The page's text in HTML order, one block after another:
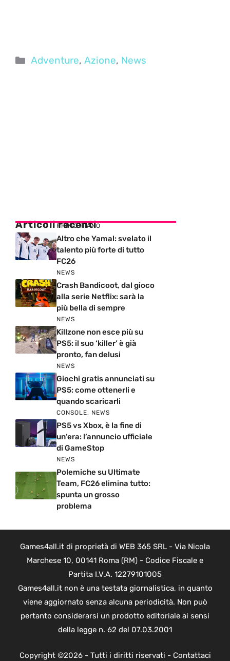
Categorie
Adventure,Azione, News
Articoli recenti
PRIMO PIANO
Altro che Yamal: svelato il
talento più forte di tutto
FC26
NEWS
Crash Bandicoot, dal gioco
alla serie Netflix: sarà la
più bella di sempre
NEWS
Killzone non esce più su
PS5: il suo ‘killer’ è già
pronto, fan delusi
NEWS
Giochi gratis annunciati su
PS5: come ottenerli e
quando scaricarli
CONSOLE, NEWS
PS5 vs Xbox, è la fine di
un’era: l’annuncio ufficiale
di GameStop
NEWS
Polemiche su Ultimate
Team, FC26 elimina tutto:
spunta un grosso
problema
Games4all.it di proprietà di WEB 365 SRL - Via Nicola
Marchese 10, 00141 Roma (RM) - Codice Fiscale e
Partita I.V.A. 12279101005
Games4all.it non è una testata giornalistica, in quanto
viene aggiornato senza alcuna periodicità. Non può
pertanto considerarsi un prodotto editoriale ai sensi
della legge n. 62 del 07.03.2001
Copyright ©2026 - Tutti i diritti riservati - Contattaci